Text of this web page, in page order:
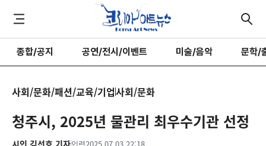
종합/공지 공연/전시/이벤트 미술/음악 문학/
사회/문화/패션/교육/기업사회/문화
청주시, 2025년 물관리 최우수기관 선정
시인 김선호 기자